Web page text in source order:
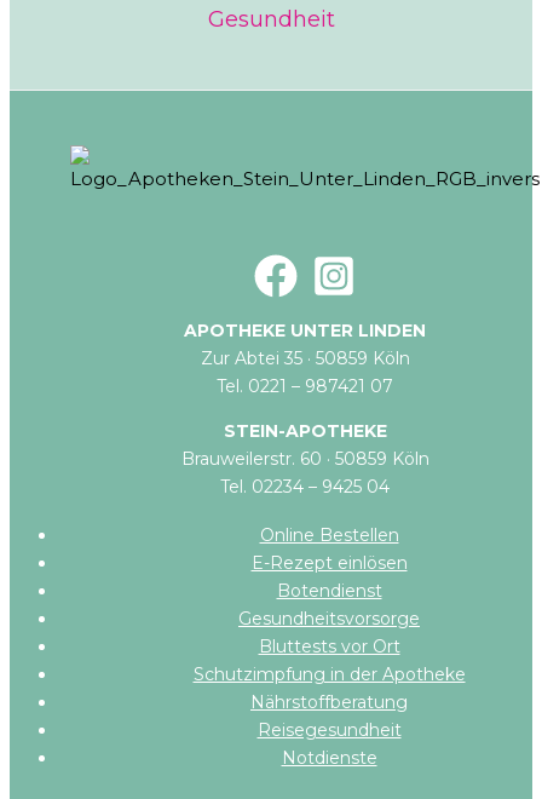
Gesundheit
APOTHEKE UNTER LINDEN
Zur Abtei 35 · 50859 Köln
Tel. 0221 – 987421 07
STEIN-APOTHEKE
Brauweilerstr. 60 · 50859 Köln
Tel. 02234 – 9425 04
Online Bestellen
E-Rezept einlösen
Botendienst
Gesundheitsvorsorge
Bluttests vor Ort
Schutzimpfung in der Apotheke
Nährstoffberatung
Reisegesundheit
Notdienste